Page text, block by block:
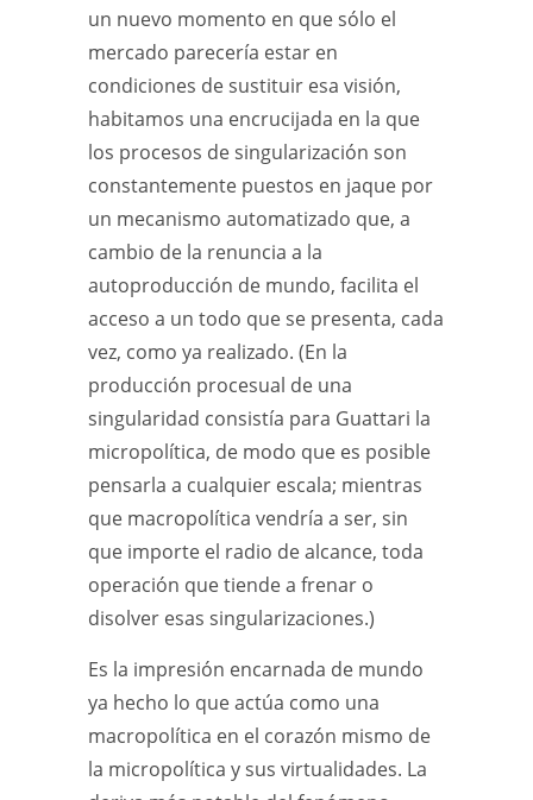
un nuevo momento en que sólo el
mercado parecería estar en
condiciones de sustituir esa visión,
habitamos una encrucijada en la que
los procesos de singularización son
constantemente puestos en jaque por
un mecanismo automatizado que, a
cambio de la renuncia a la
autoproducción de mundo, facilita el
acceso a un todo que se presenta, cada
vez, como ya realizado. (En la
producción procesual de una
singularidad consistía para Guattari la
micropolítica, de modo que es posible
pensarla a cualquier escala; mientras
que macropolítica vendría a ser, sin
que importe el radio de alcance, toda
operación que tiende a frenar o
disolver esas singularizaciones.)
Es la impresión encarnada de mundo
ya hecho lo que actúa como una
macropolítica en el corazón mismo de
la micropolítica y sus virtualidades. La